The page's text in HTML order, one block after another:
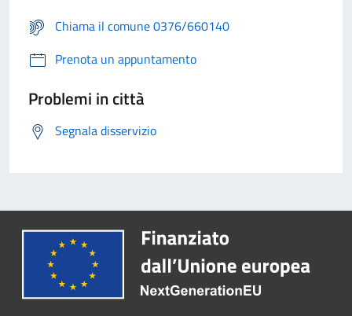
Chiama il comune 0376/660140
Prenota un appuntamento
Problemi in città
Segnala disservizio